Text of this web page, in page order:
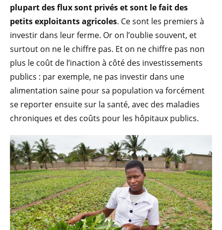
plupart des flux sont privés et sont le fait des
petits exploitants agricoles. Ce sont les premiers à
investir dans leur ferme. Or on l’oublie souvent, et
surtout on ne le chiffre pas. Et on ne chiffre pas non
plus le coût de l’inaction à côté des investissements
publics : par exemple, ne pas investir dans une
alimentation saine pour sa population va forcément
se reporter ensuite sur la santé, avec des maladies
chroniques et des coûts pour les hôpitaux publics.